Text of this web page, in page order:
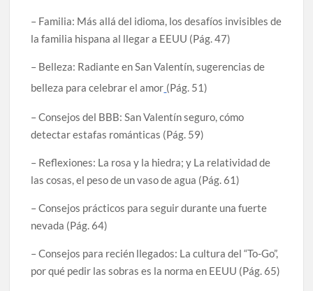
– Familia: Más allá del idioma, los desafíos invisibles de
la familia hispana al llegar a EEUU (Pág. 47)
– Belleza: Radiante en San Valentín, sugerencias de
belleza para celebrar el amor (Pág. 51)
– Consejos del BBB: San Valentín seguro, cómo
detectar estafas románticas (Pág. 59)
– Reflexiones: La rosa y la hiedra; y La relatividad de
las cosas, el peso de un vaso de agua (Pág. 61)
– Consejos prácticos para seguir durante una fuerte
nevada (Pág. 64)
– Consejos para recién llegados: La cultura del “To-Go”,
por qué pedir las sobras es la norma en EEUU (Pág. 65)